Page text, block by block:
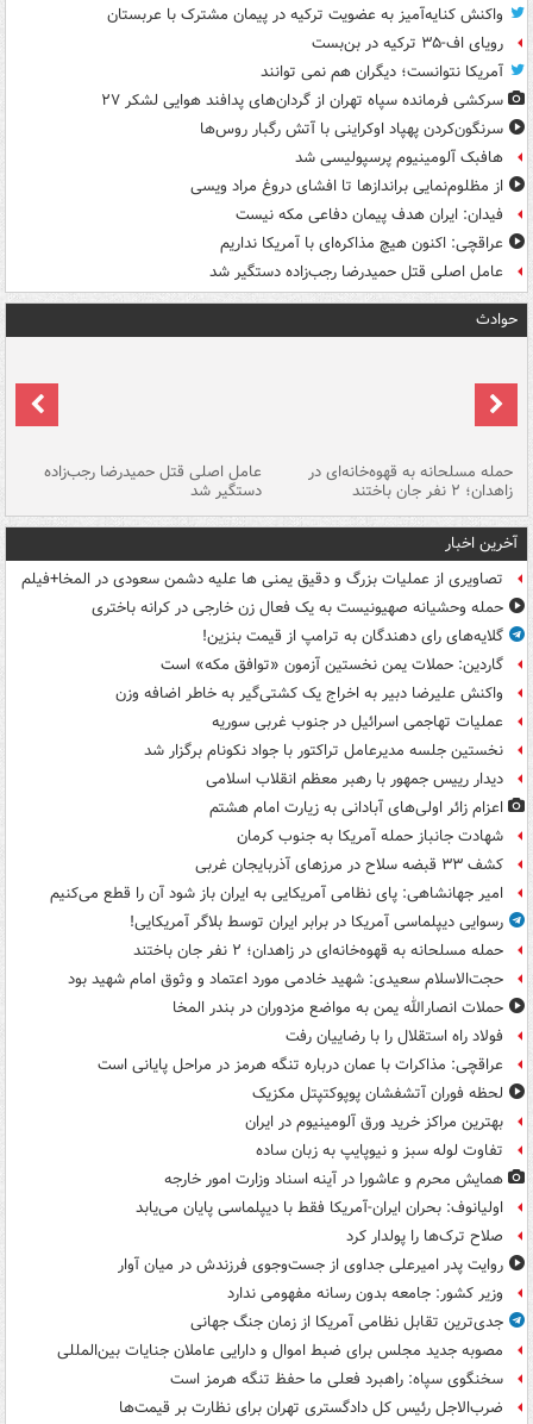
واکنش کنایه‌آمیز به عضویت ترکیه در پیمان مشترک با عربستان
رویای اف-۳۵ ترکیه در بن‌بست
آمریکا نتوانست؛ دیگران هم نمی توانند
سرکشی فرمانده سپاه تهران از گردان‌های پدافند هوایی لشکر ۲۷
سرنگون‌کردن پهپاد اوکراینی با آتش رگبار روس‌ها
هافبک آلومینیوم پرسپولیسی شد
از مظلوم‌نمایی براندازها تا افشای دروغ مراد ویسی
فیدان: ایران هدف پیمان دفاعی مکه نیست
عراقچی: اکنون هیچ مذاکره‌ای با آمریکا نداریم
عامل اصلی قتل حمیدرضا رجب‌زاده دستگیر شد
حوادث
حمله مسلحانه به قهوه‌خانه‌ای در
زاهدان؛ ۲ نفر جان باختند
عامل اصلی قتل حمیدرضا رجب‌زاده
دستگیر شد
آخرین اخبار
تصاویری از عملیات بزرگ و دقیق یمنی ها علیه دشمن سعودی در المخا+فیلم
حمله وحشیانه صهیونیست به یک فعال زن خارجی در کرانه باختری
گلایه‌های رای دهندگان به ترامپ از قیمت بنزین!
گاردین: حملات یمن نخستین آزمون «توافق مکه» است
واکنش علیرضا دبیر به اخراج یک کشتی‌گیر به خاطر اضافه وزن
عملیات تهاجمی اسرائیل در جنوب غربی سوریه
نخستین جلسه مدیرعامل تراکتور با جواد نکونام برگزار شد
دیدار رییس جمهور با رهبر معظم انقلاب اسلامی
اعزام زائر اولی‌های آبادانی به زیارت امام هشتم
شهادت جانباز حمله آمریکا به جنوب کرمان
کشف ۳۳ قبضه سلاح در مرزهای آذربایجان غربی
امیر جهانشاهی: پای نظامی آمریکایی به ایران باز شود آن را قطع می‌کنیم
رسوایی دیپلماسی آمریکا در برابر ایران توسط بلاگر آمریکایی!
حمله مسلحانه به قهوه‌خانه‌ای در زاهدان؛ ۲ نفر جان باختند
حجت‌الاسلام سعیدی: شهید خادمی مورد اعتماد و وثوق امام شهید بود
حملات انصارالله یمن به مواضع مزدوران در بندر المخا
فولاد راه استقلال را با رضاییان رفت
عراقچی: مذاکرات با عمان درباره تنگه هرمز در مراحل پایانی است
لحظه فوران آتشفشان پوپوکتپتل مکزیک
بهترین مراکز خرید ورق آلومینیوم در ایران
تفاوت لوله سبز و نیوپایپ به زبان ساده
همایش محرم و عاشورا در آینه اسناد وزارت امور خارجه
اولیانوف: بحران ایران-آمریکا فقط با دیپلماسی پایان می‌یابد
صلاح ترک‌ها را پولدار کرد
روایت پدر امیرعلی جداوی از جست‌وجوی فرزندش در میان آوار
وزیر کشور: جامعه بدون رسانه مفهومی ندارد
جدی‌ترین تقابل نظامی آمریکا از زمان جنگ جهانی
مصوبه جدید مجلس برای ضبط اموال و دارایی عاملان جنایات بین‌المللی
سخنگوی سپاه: راهبرد فعلی ما حفظ تنگه هرمز است
ضرب‌الاجل رئیس کل دادگستری تهران برای نظارت بر قیمت‌ها